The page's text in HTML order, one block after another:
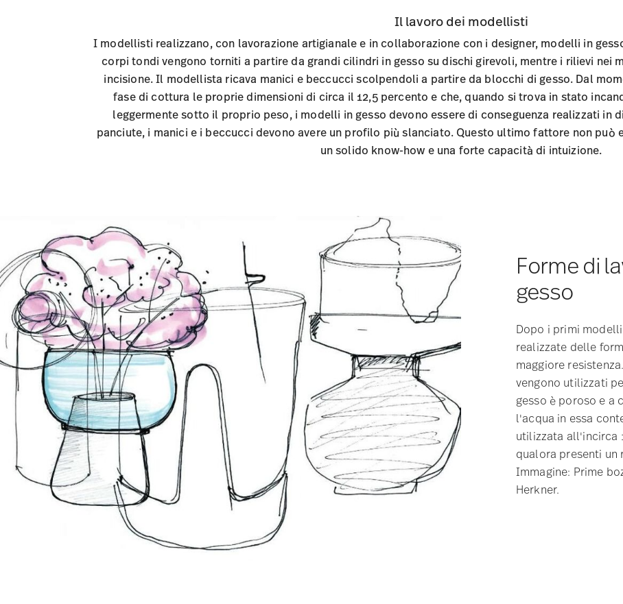
Il lavoro dei modellisti
I modellisti realizzano, con lavorazione artigianale e in collaborazione con i designer, modelli in
corpi tondi vengono torniti a partire da grandi cilindri in gesso su dischi girevoli, mentre i rilievi nei
incisione. Il modellista ricava manici e beccucci scolpendoli a partire da blocchi di gesso. Dal
fase di cottura le proprie dimensioni di circa il 12,5 percento e che, quando si trova in stato
leggermente sotto il proprio peso, i modelli in gesso devono essere di conseguenza realizzati in
panciute, i manici e i beccucci devono avere un profilo più slanciato. Questo ultimo fattore non può
un solido know-how e una forte capacità di intuizione.
Forme di
gesso
Dopo i primi
realizzate delle
maggiore
vengono utilizzati
gesso è poroso e a
l'acqua in essa
utilizzata all'incirca
qualora presenti un
Immagine: Prime
Herkner.